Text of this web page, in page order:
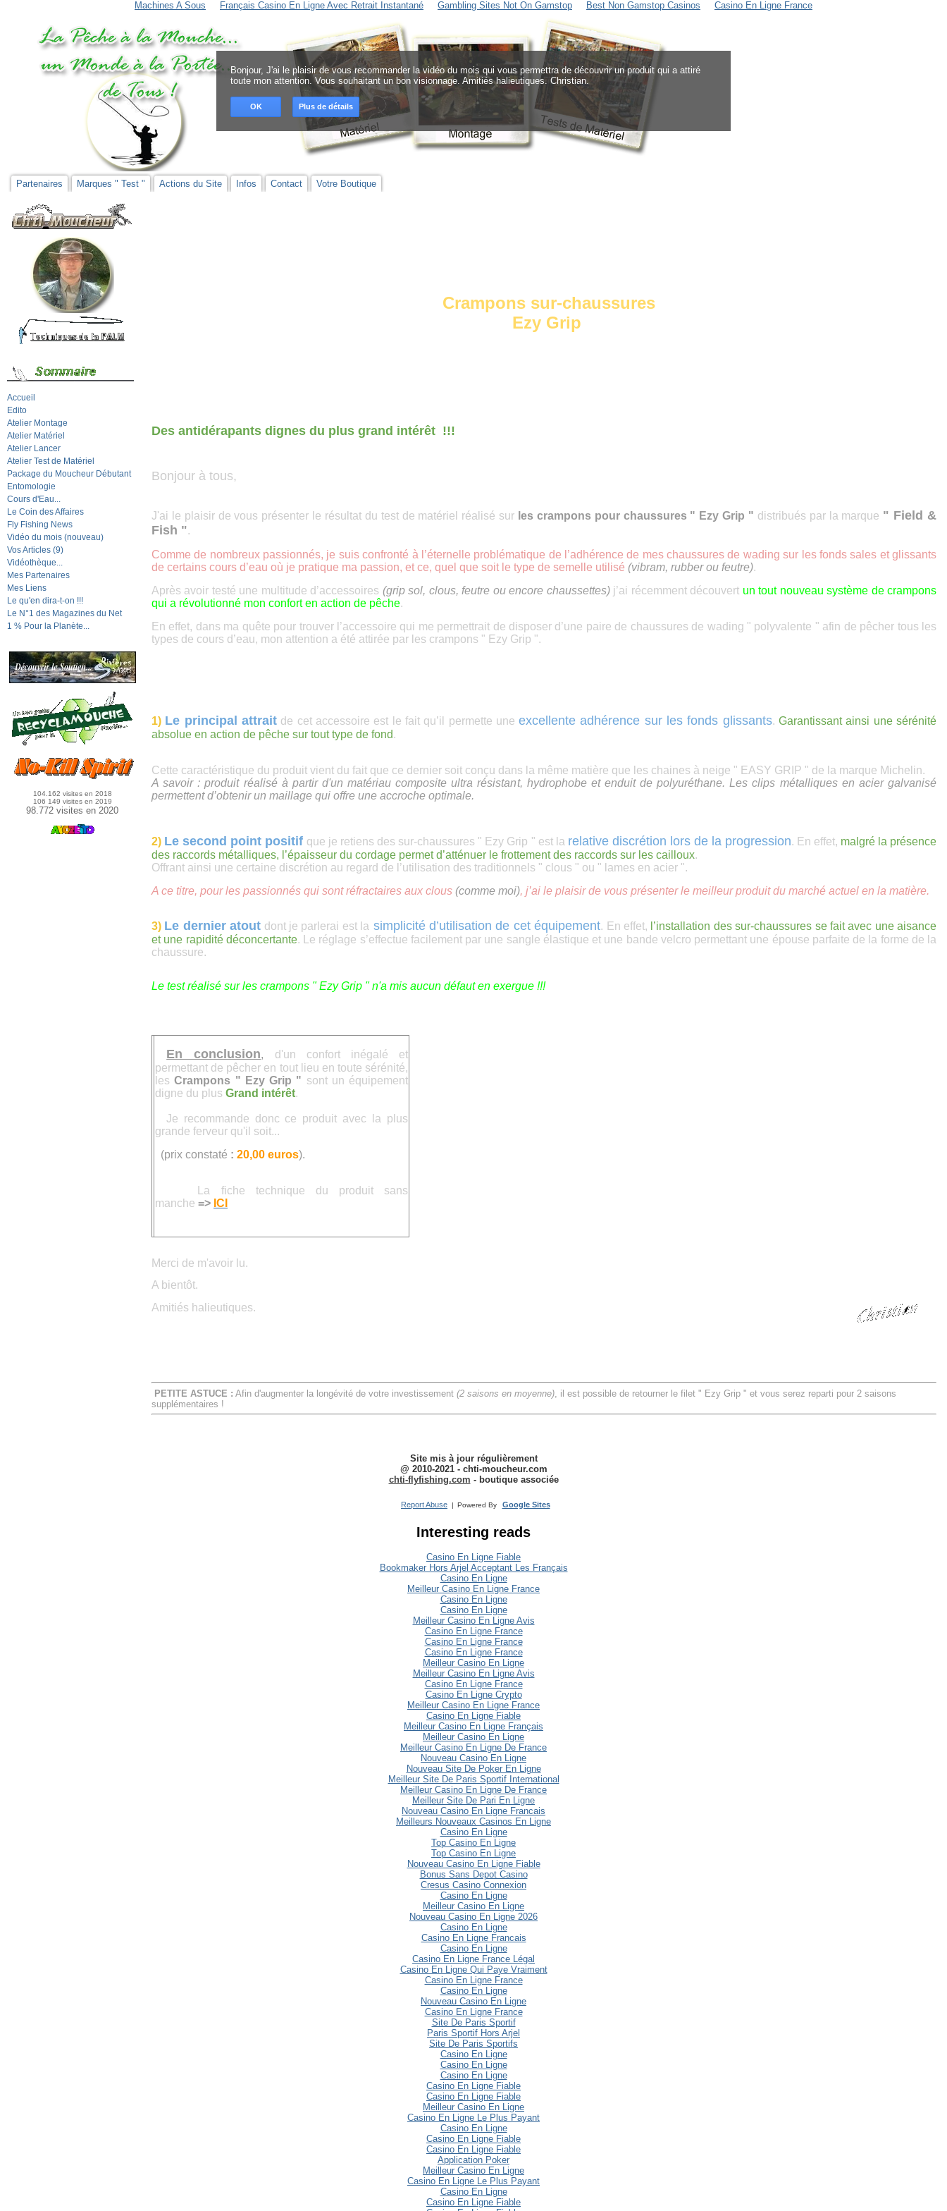
Bonjour, J'ai le plaisir de vous recommander la vidéo du mois qui vous permettra de découvrir un produit qui a attiré
toute mon attention. Vous souhaitant un bon visionnage. Amitiés halieutiques. Christian.
OK Plus de détails
Machines A Sous Français Casino En Ligne Avec Retrait Instantané Gambling Sites Not On Gamstop Best Non Gamstop Casinos Casino En Ligne France
Partenaires Marques " Test " Actions du Site Infos Contact Votre Boutique
Accueil
Edito
Atelier Montage
Atelier Matériel
Atelier Lancer
Atelier Test de Matériel
Package du Moucheur Débutant
Entomologie
Cours d'Eau...
Le Coin des Affaires
Fly Fishing News
Vidéo du mois (nouveau)
Vos Articles (9)
Vidéothèque...
Mes Partenaires
Mes Liens
Le qu'en dira-t-on !!!
Le N°1 des Magazines du Net
1 % Pour la Planète...
104.162 visites en 2018
106 149 visites en 2019
98.772 visites en 2020
Crampons sur-chaussures
Ezy Grip
Des antidérapants dignes du plus grand intérêt !!!
Bonjour à tous,
J'ai le plaisir de vous présenter le résultat du test de matériel réalisé sur les crampons pour chaussures " Ezy Grip " distribués par la marque " Field &
Fish ".
Comme de nombreux passionnés, je suis confronté à l’éternelle problématique de l’adhérence de mes chaussures de wading sur les fonds sales et glissants
de certains cours d’eau où je pratique ma passion, et ce, quel que soit le type de semelle utilisé (vibram, rubber ou feutre).
Après avoir testé une multitude d’accessoires (grip sol, clous, feutre ou encore chaussettes)j’ai récemment découvert un tout nouveau système de crampons
qui a révolutionné mon confort en action de pêche.
En effet, dans ma quête pour trouver l’accessoire qui me permettrait de disposer d’une paire de chaussures de wading " polyvalente " afin de pêcher tous les
types de cours d’eau, mon attention a été attirée par les crampons " Ezy Grip ".
1) Le principal attraitde cet accessoire est le fait qu’il permette uneexcellente adhérence sur les fonds glissants.Garantissant ainsi une sérénité
absolue en action de pêche sur tout type de fond.
Cette caractéristique du produit vient du fait que ce dernier soit conçu dans la même matière que les chaines à neige " EASY GRIP " de la marque Michelin.
A savoir : produit réalisé à partir d'un matériau composite ultra résistant, hydrophobe et enduit de polyuréthane. Les clips métalliques en acier galvanisé
permettent d’obtenir un maillage qui offre une accroche optimale.
2) Le second point positif que je retiens des sur-chaussures " Ezy Grip " est la relative discrétion lors de la progression. En effet, malgré la présence
des raccords métalliques, l’épaisseur du cordage permet d’atténuer le frottement des raccords sur les cailloux.
Offrant ainsi une certaine discrétion au regard de l’utilisation des traditionnels " clous " ou " lames en acier ".
A ce titre, pour les passionnés qui sont réfractaires aux clous (comme moi), j’ai le plaisir de vous présenter le meilleur produit du marché actuel en la matière.
3) Le dernier atout dont je parlerai est la simplicité d’utilisation de cet équipement. En effet, l’installation des sur-chaussures se fait avec une aisance
et une rapidité déconcertante. Le réglage s’effectue facilement par une sangle élastique et une bande velcro permettant une épouse parfaite de la forme de la
chaussure.
Le test réalisé sur les crampons " Ezy Grip " n'a mis aucun défaut en exergue !!!
En conclusion, d'un confort inégalé et
permettant de pêcher en tout lieu en toute sérénité,
les Crampons " Ezy Grip " sont un équipement
digne du plus Grand intérêt.
Je recommande donc ce produit avec la plus
grande ferveur qu'il soit...
(prix constaté : 20,00 euros).
La fiche technique du produit sans
manche => ICI
Merci de m'avoir lu.
A bientôt.
Amitiés halieutiques.
PETITE ASTUCE : Afin d'augmenter la longévité de votre investissement (2 saisons en moyenne) , il est possible de retourner le filet " Ezy Grip " et vous serez reparti pour 2 saisons
supplémentaires !
Site mis à jour régulièrement
@ 2010-2021 - chti-moucheur.com
chti-flyfishing.com - boutique associée
Report Abuse | Powered By Google Sites
Interesting reads
Casino En Ligne Fiable
Bookmaker Hors Arjel Acceptant Les Français
Casino En Ligne
Meilleur Casino En Ligne France
Casino En Ligne
Casino En Ligne
Meilleur Casino En Ligne Avis
Casino En Ligne France
Casino En Ligne France
Casino En Ligne France
Meilleur Casino En Ligne
Meilleur Casino En Ligne Avis
Casino En Ligne France
Casino En Ligne Crypto
Meilleur Casino En Ligne France
Casino En Ligne Fiable
Meilleur Casino En Ligne Français
Meilleur Casino En Ligne
Meilleur Casino En Ligne De France
Nouveau Casino En Ligne
Nouveau Site De Poker En Ligne
Meilleur Site De Paris Sportif International
Meilleur Casino En Ligne De France
Meilleur Site De Pari En Ligne
Nouveau Casino En Ligne Francais
Meilleurs Nouveaux Casinos En Ligne
Casino En Ligne
Top Casino En Ligne
Top Casino En Ligne
Nouveau Casino En Ligne Fiable
Bonus Sans Depot Casino
Cresus Casino Connexion
Casino En Ligne
Meilleur Casino En Ligne
Nouveau Casino En Ligne 2026
Casino En Ligne
Casino En Ligne Francais
Casino En Ligne
Casino En Ligne France Légal
Casino En Ligne Qui Paye Vraiment
Casino En Ligne France
Casino En Ligne
Nouveau Casino En Ligne
Casino En Ligne France
Site De Paris Sportif
Paris Sportif Hors Arjel
Site De Paris Sportifs
Casino En Ligne
Casino En Ligne
Casino En Ligne
Casino En Ligne Fiable
Casino En Ligne Fiable
Meilleur Casino En Ligne
Casino En Ligne Le Plus Payant
Casino En Ligne
Casino En Ligne Fiable
Casino En Ligne Fiable
Application Poker
Meilleur Casino En Ligne
Casino En Ligne Le Plus Payant
Casino En Ligne
Casino En Ligne Fiable